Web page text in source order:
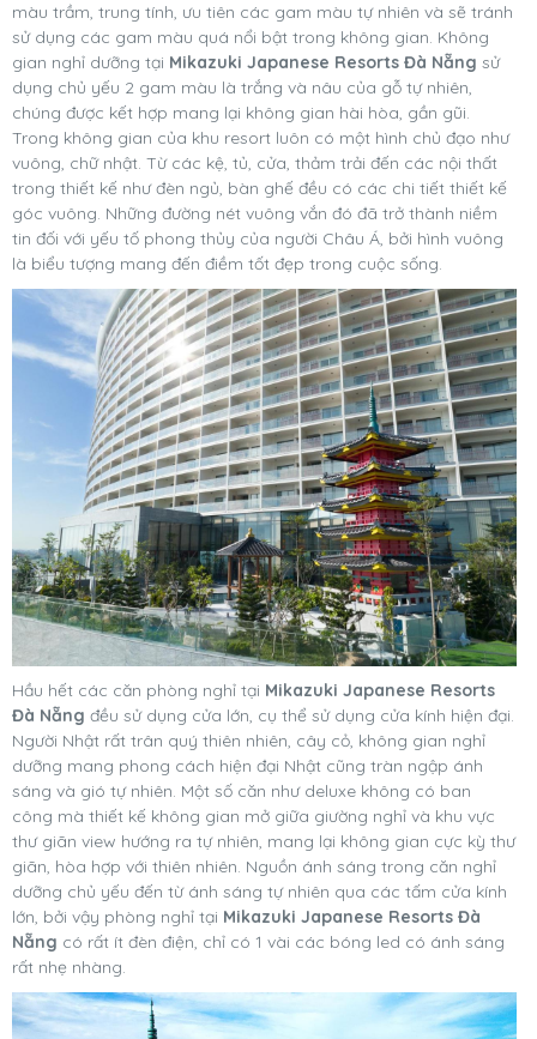
màu trầm, trung tính, ưu tiên các gam màu tự nhiên và sẽ tránh
sử dụng các gam màu quá nổi bật trong không gian. Không
gian nghỉ dưỡng tại Mikazuki Japanese Resorts Đà Nẵng sử
dụng chủ yếu 2 gam màu là trắng và nâu của gỗ tự nhiên,
chúng được kết hợp mang lại không gian hài hòa, gần gũi.
Trong không gian của khu resort luôn có một hình chủ đạo như
vuông, chữ nhật. Từ các kệ, tủ, cửa, thảm trải đến các nội thất
trong thiết kế như đèn ngủ, bàn ghế đều có các chi tiết thiết kế
góc vuông. Những đường nét vuông vắn đó đã trở thành niềm
tin đối với yếu tố phong thủy của người Châu Á, bởi hình vuông
là biểu tượng mang đến điềm tốt đẹp trong cuộc sống.
Hầu hết các căn phòng nghỉ tại Mikazuki Japanese Resorts
Đà Nẵng đều sử dụng cửa lớn, cụ thể sử dụng cửa kính hiện đại.
Người Nhật rất trân quý thiên nhiên, cây cỏ, không gian nghỉ
dưỡng mang phong cách hiện đại Nhật cũng tràn ngập ánh
sáng và gió tự nhiên. Một số căn như deluxe không có ban
công mà thiết kế không gian mở giữa giường nghỉ và khu vực
thư giãn view hướng ra tự nhiên, mang lại không gian cực kỳ thư
giãn, hòa hợp với thiên nhiên. Nguồn ánh sáng trong căn nghỉ
dưỡng chủ yếu đến từ ánh sáng tự nhiên qua các tấm cửa kính
lớn, bởi vậy phòng nghỉ tại Mikazuki Japanese Resorts Đà
Nẵng có rất ít đèn điện, chỉ có 1 vài các bóng led có ánh sáng
rất nhẹ nhàng.